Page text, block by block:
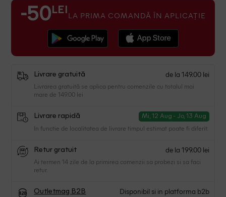
-50 LEI LA PRIMA COMANDĂ ÎN APLICAȚIE
Livrare gratuită de la 149.00 lei
Livrarea gratuită se aplica pentru comenzile cu totalul mai
mare de 149.00 lei
Livrare rapidă Mi, 12 Aug - Jo, 13 Aug
In functie de localitatea de livrare timpul estimat poate fi diferit.
Retur gratuit de la 199.00 lei
Ai termen 14 zile de la primirea comenzii sa probezi si sa faci
retur.
Outletmag B2B Disponibil si in platforma b2b